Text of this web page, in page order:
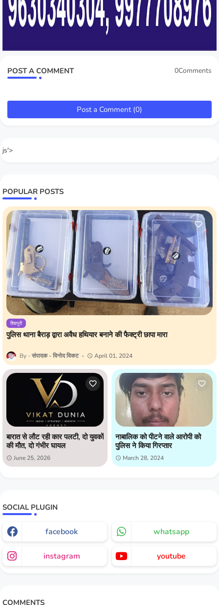
POST A COMMENT 0Comments
Post a Comment (0)
js'>
POPULAR POSTS
शिवपुरी
पुलिस थाना बैराड़ द्वारा अवैध हथियार बनाने की फैक्ट्री छापा मारा
संपादक - विनोद विकट April 01, 2024
बारात से लौट रही कार पलटी, दो युवकों
की मौत, दो गंभीर घायल
June 25, 2026
नाबालिक को पीटने वाले आरोपी को
पुलिस ने किया गिरप्तार
March 28, 2024
SOCIAL PLUGIN
facebook whatsapp
instagram youtube
COMMENTS